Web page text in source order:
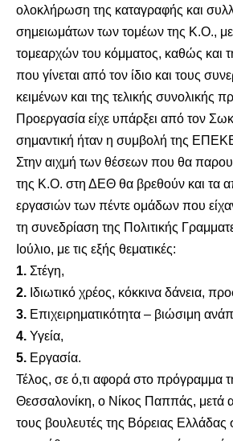
ολοκλήρωση της καταγραφής και
σημειωμάτων των τομέων της Κ.Ο.,
τομεαρχών του κόμματος, καθώς και
που γίνεται από τον ίδιο και τους
κειμένων και της τελικής συνολικής
Προεργασία είχε υπάρξει από τον
σημαντική ήταν η συμβολή της
Στην αιχμή των θέσεων που θα
της Κ.Ο. στη ΔΕΘ θα βρεθούν και τα
εργασιών των πέντε ομάδων που
τη συνεδρίαση της Πολιτικής
Ιούλιο, με τις εξής θεματικές:
1. Στέγη,
2. Ιδιωτικό χρέος, κόκκινα δάνεια,
3. Επιχειρηματικότητα – βιώσιμη
4. Υγεία,
5. Εργασία.
Τέλος, σε ό,τι αφορά στο πρόγραμμα
Θεσσαλονίκη, ο Νίκος Παππάς, μετά
τους βουλευτές της Βόρειας